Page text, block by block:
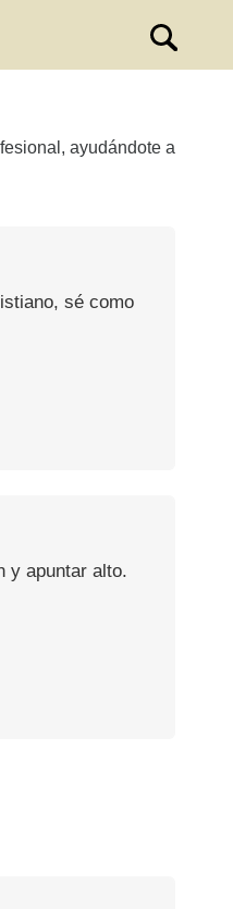
ayudándote a
sé como
y apuntar alto.